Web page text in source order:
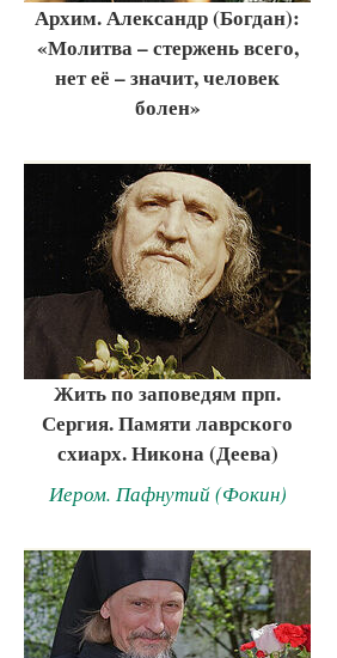
Архим. Александр (Богдан):
«Молитва – стержень всего,
нет её – значит, человек
болен»
Жить по заповедям прп.
Сергия. Памяти лаврского
схиарх. Никона (Деева)
Иером. Пафнутий (Фокин)